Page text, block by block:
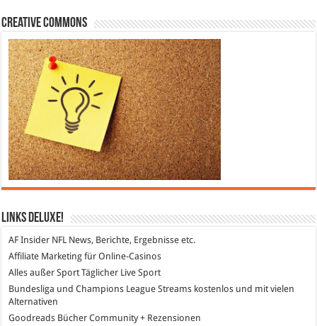
Creative Commons
Links DeLuXe!
AF Insider NFL News, Berichte, Ergebnisse etc.
Affiliate Marketing für Online-Casinos
Alles außer SportTäglicher Live Sport
Bundesliga und Champions League Streams kostenlos und mit vielen
Alternativen
Goodreads Bücher Community + Rezensionen